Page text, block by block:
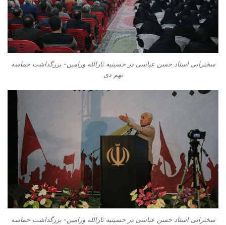
سخنرانی استاد حسن عباسی در حسینیه ثارالله ورامین- بزرگداشت حماسه
نهم دی
سخنرانی استاد حسن عباسی در حسینیه ثارالله ورامین- بزرگداشت حماسه